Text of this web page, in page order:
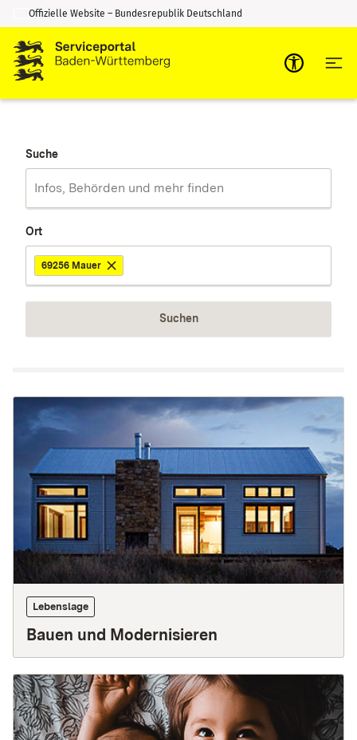
Zum Inhalt springen
Zur Suche springen
Offizielle Website – Bundesrepublik Deutschland
Suche
Ort
69256 Mauer
Suchen
Startseite
Themen
Lebenslage
Bauen und Modernisieren